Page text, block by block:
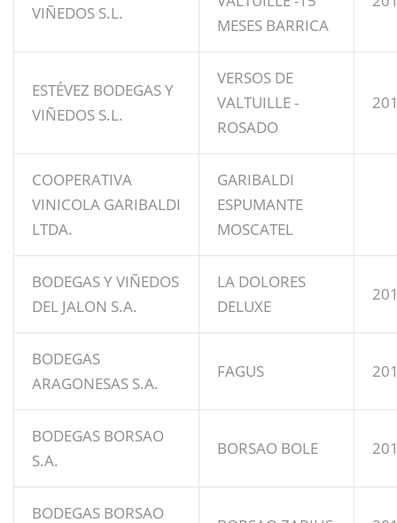
VIÑEDOS S.L.
MESES BARRICA
ESTÉVEZ BODEGAS Y
VIÑEDOS S.L.
VERSOS DE
VALTUILLE -
ROSADO
COOPERATIVA
VINICOLA GARIBALDI
LTDA.
GARIBALDI
ESPUMANTE
MOSCATEL
BODEGAS Y VIÑEDOS
DEL JALON S.A.
LA DOLORES
DELUXE
BODEGAS
ARAGONESAS S.A.
FAGUS
BODEGAS BORSAO
S.A.
BORSAO BOLE
BODEGAS BORSAO